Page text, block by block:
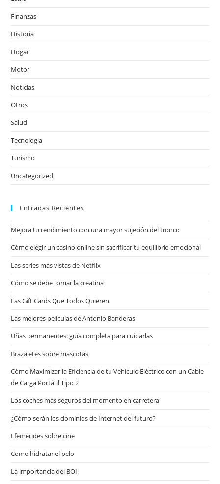
Finanzas
Historia
Hogar
Motor
Noticias
Otros
Salud
Tecnologia
Turismo
Uncategorized
Entradas Recientes
Mejora tu rendimiento con una mayor sujeción del tronco
Cómo elegir un casino online sin sacrificar tu equilibrio emocional
Las series más vistas de Netflix
Cómo se debe tomar la creatina
Las Gift Cards Que Todos Quieren
Las mejores películas de Antonio Banderas
Uñas permanentes: guía completa para cuidarlas
Brazaletes sobre mascotas
Cómo Maximizar la Eficiencia de tu Vehículo Eléctrico con un Cable
de Carga Portátil Tipo 2
Los coches más seguros del momento en carretera
¿Cómo serán los dominios de Internet del futuro?
Efemérides sobre cine
Сomo hidratar el pelo
La importancia del BOI